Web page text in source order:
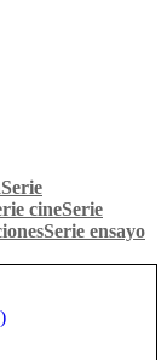
Serie
cineSerie
Serie ensayo